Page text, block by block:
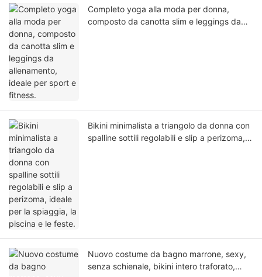
Completo yoga alla moda per donna,
composto da canotta slim e leggings da
Bikini minimalista a triangolo da donna con
spalline sottili regolabili e slip a perizoma,
Nuovo costume da bagno marrone, sexy,
senza schienale, bikini intero traforato,